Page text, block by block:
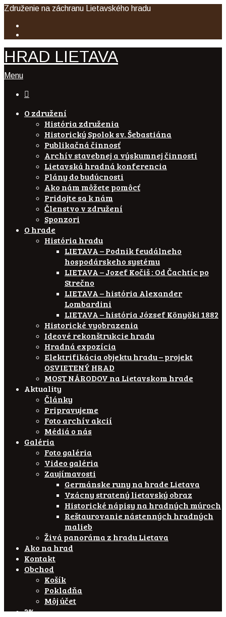
Združenie na záchranu Lietavského hradu
HRAD LIETAVA
Menu

O združení
História združenia
Historický Spolok sv. Šebastiána
Publikačná činnosť
Archív stavebnej a výskumnej činnosti
Lietavská hradná konferencia
Plány do budúcnosti
Ako nám môžete pomôcť
Pridajte sa k nám
Členstvo v združení
Sponzori
O hrade
História hradu
LIETAVA – Podnik feudálneho
hospodárskeho systému
LIETAVA – Jozef Kočiš : Od Čachtíc po
Strečno
LIETAVA – história Alexander
Lombardini
LIETAVA – história József Könyöki 1882
Historické vyobrazenia
Ideové rekonštrukcie hradu
Hradná expozícia
Elektrifikácia objektu hradu – projekt
OSVIETENÝ HRAD
MOST NÁRODOV na Lietavskom hrade
Aktuality
Články
Pripravujeme
Foto archív akcií
Médiá o nás
Galéria
Foto galéria
Video galéria
Zaujímavosti
Germánske runy na hrade Lietava
Vzácny stratený lietavský obraz
Historické nápisy na hradných múroch
Reštaurovanie nástenných hradných
malieb
Živá panoráma z hradu Lietava
Ako na hrad
Kontakt
Obchod
Košík
Pokladňa
Môj účet
2%